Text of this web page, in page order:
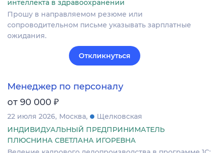
интеллекта в здравоохранении
Прошу в направляемом резюме или
сопроводительном письме указывать зарплатные
ожидания.
Откликнуться
Менеджер по персоналу
от 90 000 ₽
22 июля 2026 Москва
Щелковская
ИНДИВИДУАЛЬНЫЙ ПРЕДПРИНИМАТЕЛЬ
ПЛЮСНИНА СВЕТЛАНА ИГОРЕВНА